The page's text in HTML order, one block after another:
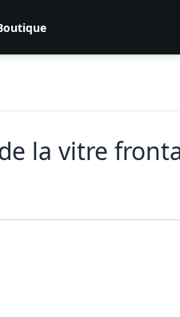
la vitre